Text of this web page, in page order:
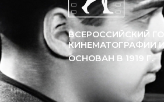
ВСЕРОССИЙСКИЙ
КИНЕМАТОГРАФИИ
ОСНОВАН В 1919 Г.